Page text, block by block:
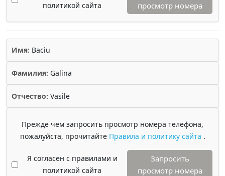
политикой сайта
просмотр номера
Имя: Baciu
Фамилия: Galina
Отчество: Vasile
Прежде чем запросить просмотр номера телефона,
пожалуйста, прочитайте Правила и политику сайта .
Я согласен с правилами и
политикой сайта
Запросить
просмотр номера